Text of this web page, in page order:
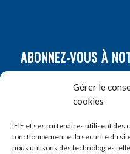
Gérer le
cookies
IEIF et ses partenaires utilisent des
fonctionnement et la sécurité du
nous utilisons des technologies
ABONNEZ-VOUS À
Prénom*